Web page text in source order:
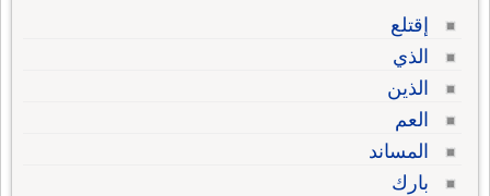
إقتلع
الذي
الذين
العم
المساند
بارك